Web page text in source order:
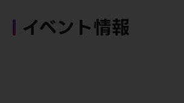
イベント情報